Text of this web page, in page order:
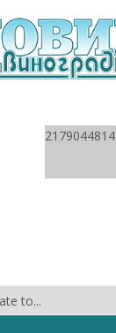
2179044814